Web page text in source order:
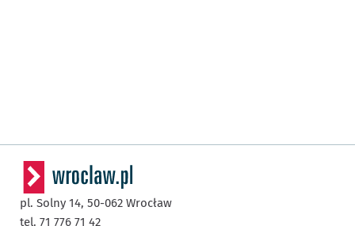
pl. Solny 14, 50-062 Wrocław
tel. 71 776 71 42